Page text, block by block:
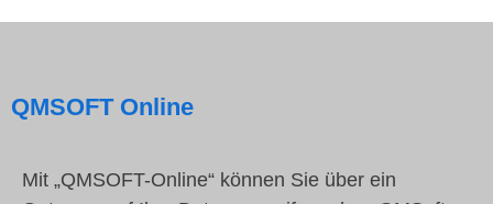
QMSOFT Online
Mit „QMSOFT-Online“ können Sie über ein